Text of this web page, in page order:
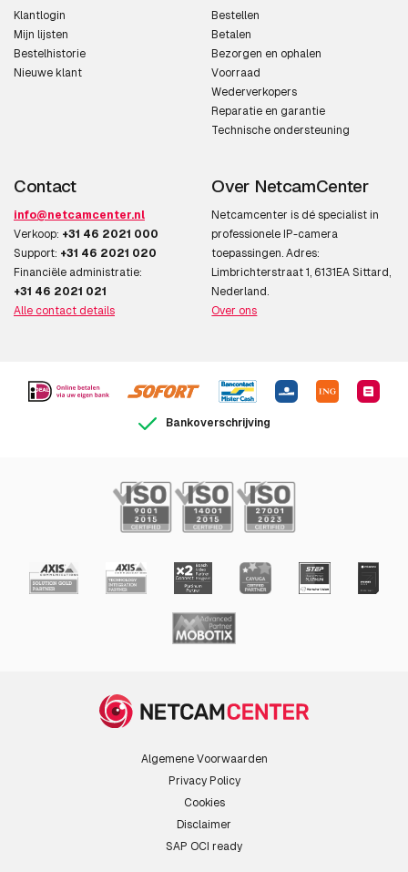
Klantlogin
Mijn lijsten
Bestelhistorie
Nieuwe klant
Bestellen
Betalen
Bezorgen en ophalen
Voorraad
Wederverkopers
Reparatie en garantie
Technische ondersteuning
Contact
info@netcamcenter.nl
Verkoop: +31 46 2021 000
Support: +31 46 2021 020
Financiële administratie:
+31 46 2021 021
Alle contact details
Over NetcamCenter
Netcamcenter is dé specialist in
professionele IP-camera
toepassingen. Adres:
Limbrichterstraat 1, 6131EA Sittard,
Nederland.
Over ons
Bankoverschrijving
Algemene Voorwaarden
Privacy Policy
Cookies
Disclaimer
SAP OCI ready